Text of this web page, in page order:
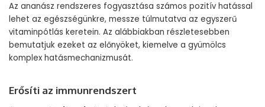
Az ananász rendszeres fogyasztása számos pozitív hatással
lehet az egészségünkre, messze túlmutatva az egyszerű
vitaminpótlás keretein. Az alábbiakban részletesebben
bemutatjuk ezeket az előnyöket, kiemelve a gyümölcs
komplex hatásmechanizmusát.
Erősíti az immunrendszert